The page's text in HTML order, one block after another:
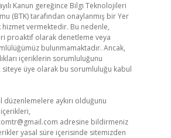
Kanun gereğince Bilgi Teknolojileri
(BTK) tarafından onaylanmış bir Yer
hizmet vermektedir. Bu nedenle,
proaktif olarak denetleme veya
bulunmamaktadır. Ancak,
içeriklerin sorumluluğunu
siteye üye olarak bu sorumluluğu kabul
düzenlemelere aykırı olduğunu
adresine bildirmeniz
yasal süre içerisinde sitemizden